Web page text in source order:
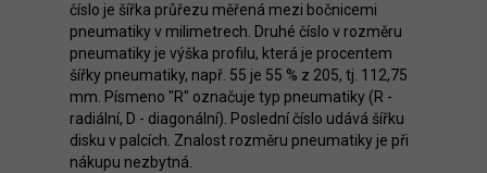
číslo je šířka průřezu měřená mezi bočnicemi
pneumatiky v milimetrech. Druhé číslo v rozměru
pneumatiky je výška profilu, která je procentem
šířky pneumatiky, např. 55 je 55 % z 205, tj. 112,75
mm. Písmeno "R" označuje typ pneumatiky (R -
radiální, D - diagonální). Poslední číslo udává šířku
disku v palcích. Znalost rozměru pneumatiky je při
nákupu nezbytná.